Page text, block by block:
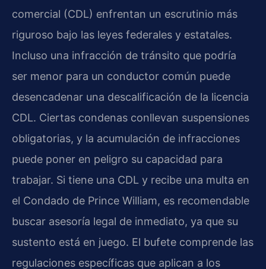
comercial (CDL) enfrentan un escrutinio más
riguroso bajo las leyes federales y estatales.
Incluso una infracción de tránsito que podría
ser menor para un conductor común puede
desencadenar una descalificación de la licencia
CDL. Ciertas condenas conllevan suspensiones
obligatorias, y la acumulación de infracciones
puede poner en peligro su capacidad para
trabajar. Si tiene una CDL y recibe una multa en
el Condado de Prince William, es recomendable
buscar asesoría legal de inmediato, ya que su
sustento está en juego. El bufete comprende las
regulaciones específicas que aplican a los